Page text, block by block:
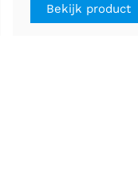
Bekijk product